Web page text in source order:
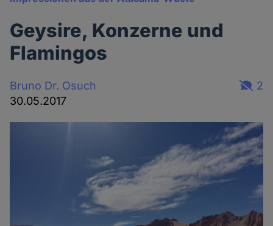
Geysire, Konzerne und
Flamingos
Bruno Dr. Osuch
30.05.2017
2